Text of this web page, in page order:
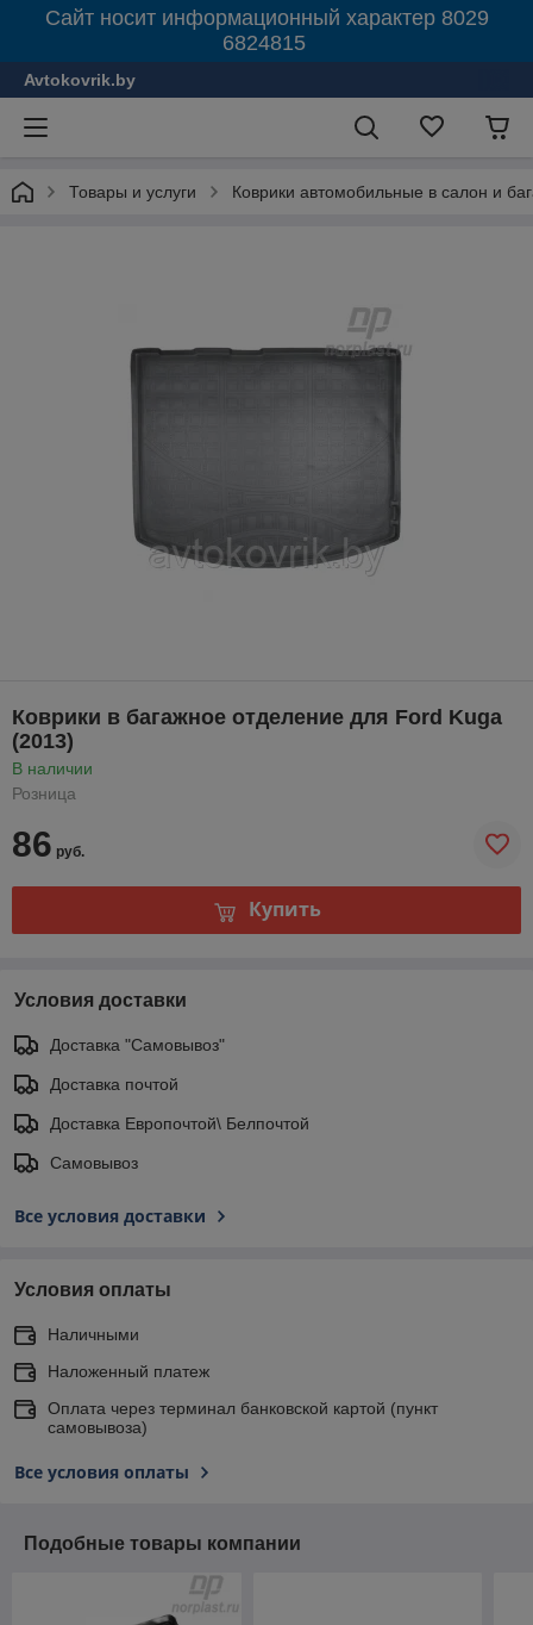
Сайт носит информационный характер 8029
6824815
Avtokovrik.by
Товары и услуги Коврики автомобильные в салон и
Коврики в багажное отделение для Ford Kuga
(2013)
В наличии
Розница
86 руб.
Купить
Условия доставки
Доставка "Самовывоз"
Доставка почтой
Доставка Европочтой\ Белпочтой
Самовывоз
Все условия доставки
Условия оплаты
Наличными
Наложенный платеж
Оплата через терминал банковской картой (пункт
самовывоза)
Все условия оплаты
Подобные товары компании